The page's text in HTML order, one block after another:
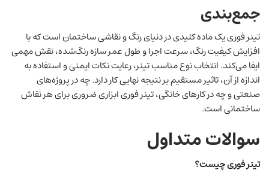
جمع‌بندی
تینر فوری یک ماده کلیدی در دنیای رنگ و نقاشی ساختمان است که با
افزایش کیفیت رنگ، سرعت اجرا و طول عمر سازه رنگ‌شده، نقش مهمی
ایفا می‌کند. انتخاب نوع مناسب تینر، رعایت نکات ایمنی و استفاده به
اندازه از آن، تاثیر مستقیم بر نتیجه نهایی کار دارد. چه در پروژه‌های
صنعتی و چه در کارهای خانگی، تینر فوری ابزاری ضروری برای هر نقاش
ساختمانی است.
سوالات متداول
تینر فوری چیست؟